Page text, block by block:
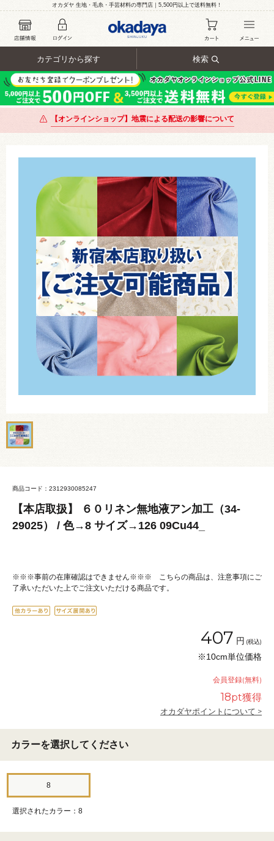
オカダヤ 生地・毛糸・手芸材料の専門店｜5,500円以上で送料無料！
カテゴリから探す 検索
【オンラインショップ】地震による配送の影響について
商品コード：2312930085247
【本店取扱】 ６０リネン無地液アン加工（34-
29025） / 色→8 サイズ→126 09Cu44_
※※※事前の在庫確認はできません※※※ こちらの商品は、注意事項にご
了承いただいた上でご注文いただける商品です。
407 円 (税込)
※10cm単位価格
会員登録(無料)
18pt獲得
オカダヤポイントについて >
カラーを選択してください
8
選択されたカラー：8